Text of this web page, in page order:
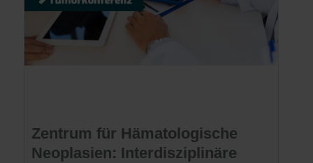
Zentrum für Hämatologische
Neoplasien: Interdisziplinäre